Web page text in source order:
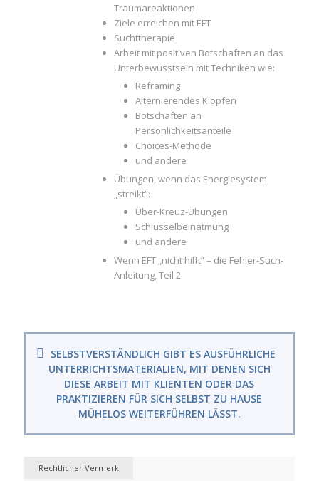
Traumareaktionen
Ziele erreichen mit EFT
Suchttherapie
Arbeit mit positiven Botschaften an das
Unterbewusstsein mit Techniken wie:
Reframing
Alternierendes Klopfen
Botschaften an
Persönlichkeitsanteile
Choices-Methode
und andere
Übungen, wenn das Energiesystem
„streikt“:
Über-Kreuz-Übungen
Schlüsselbeinatmung
und andere
Wenn EFT „nicht hilft“ – die Fehler-Such-
Anleitung, Teil 2
SELBSTVERSTÄNDLICH GIBT ES AUSFÜHRLICHE
UNTERRICHTSMATERIALIEN, MIT DENEN SICH
DIESE ARBEIT MIT KLIENTEN ODER DAS
PRAKTIZIEREN FÜR SICH SELBST ZU HAUSE
MÜHELOS WEITERFÜHREN LÄSST.
Rechtlicher Vermerk